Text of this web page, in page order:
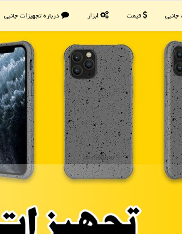
قیمت ابزار درباره تجهیزات جانبی